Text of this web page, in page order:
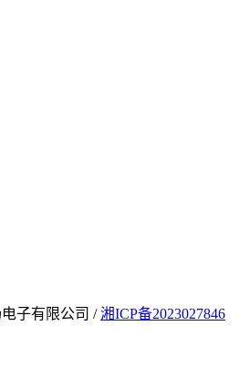
子有限公司 /湘ICP备2023027846